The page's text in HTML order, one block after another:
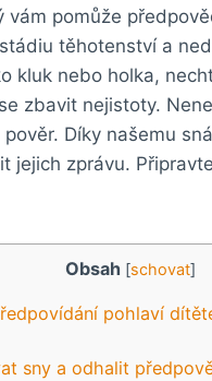
vám pomůže
těhotenství a
kluk nebo holka,
zbavit nejistoty.
Díky ​našemu
jejich zprávu.
Obsah [schovat]
pohlaví‌
sny a odhalit